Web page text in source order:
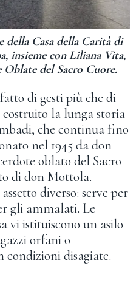
Casa della Carità di
insieme con Liliana Vita,
Oblate del Sacro Cuore.
di gesti più che di
costruito la lunga storia
che continua fino
nel 1945 da don
oblato del Sacro
di don Mottola.
diverso: serve per
gli ammalati. Le
vi istituiscono un asilo
orfani o
disagiate.